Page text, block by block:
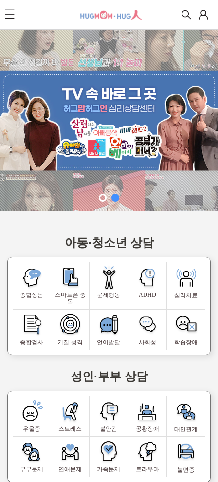
아동·청소년 상담
종합상담
스마트폰 중
독
문제행동 ADHD 심리치료
종합검사 기질·성격 언어발달 사회성 학습장애
성인·부부 상담
우울증 스트레스 불안감 공황장애 대인관계
부부문제 연애문제 가족문제 트라우마 불면증